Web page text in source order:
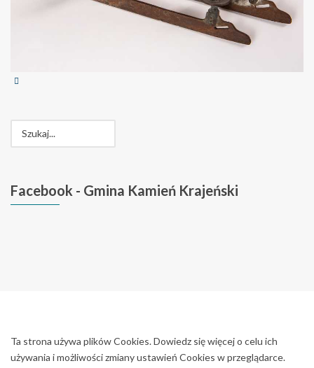
Facebook - Gmina Kamień Krajeński
Ta strona używa plików Cookies. Dowiedz się więcej o celu ich
używania i możliwości zmiany ustawień Cookies w przeglądarce.